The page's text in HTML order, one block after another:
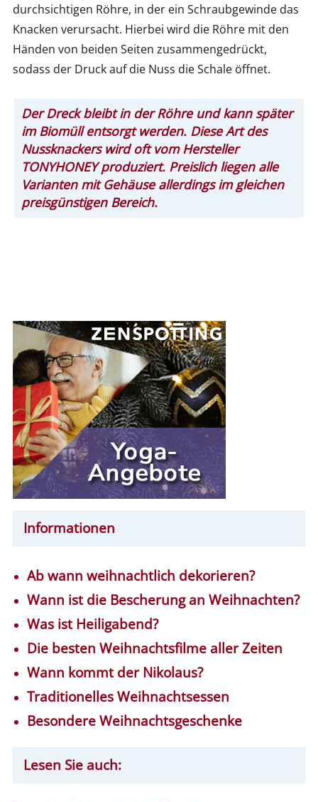
durchsichtigen Röhre, in der ein Schraubgewinde das
Knacken verursacht. Hierbei wird die Röhre mit den
Händen von beiden Seiten zusammengedrückt,
sodass der Druck auf die Nuss die Schale öffnet.
Der Dreck bleibt in der Röhre und kann später
im Biomüll entsorgt werden. Diese Art des
Nussknackers wird oft vom Hersteller
TONYHONEY produziert. Preislich liegen alle
Varianten mit Gehäuse allerdings im gleichen
preisgünstigen Bereich.
Informationen
Ab wann weihnachtlich dekorieren?
Wann ist die Bescherung an Weihnachten?
Was ist Heiligabend?
Die besten Weihnachtsfilme aller Zeiten
Wann kommt der Nikolaus?
Traditionelles Weihnachtsessen
Besondere Weihnachtsgeschenke
Lesen Sie auch: